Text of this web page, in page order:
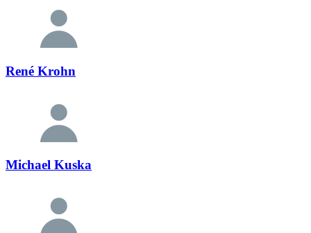
René Krohn
Michael Kuska